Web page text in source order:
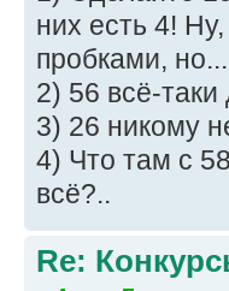
них есть 4!
пробками, но...
2) 56 всё-
3) 26 никому
4) Что там с
всё?..
Re: